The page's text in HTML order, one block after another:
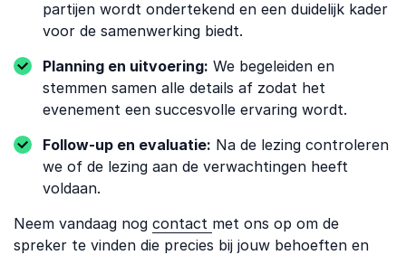
partijen wordt ondertekend en een duidelijk kader
voor de samenwerking biedt.
Planning en uitvoering: We begeleiden en
stemmen samen alle details af zodat het
evenement een succesvolle ervaring wordt.
Follow-up en evaluatie: Na de lezing controleren
we of de lezing aan de verwachtingen heeft
voldaan.
Neem vandaag nog contact met ons op om de
spreker te vinden die precies bij jouw behoeften en